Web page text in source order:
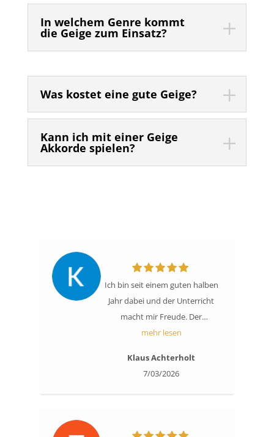
In welchem Genre kommt
die Geige zum Einsatz?
Was kostet eine gute Geige?
Kann ich mit einer Geige
Akkorde spielen?
Ich bin seit einem guten halben
Jahr dabei und der Unterricht
macht mir Freude. Der
Musiklehrer, der wöchentlich
erklärt das, was ich tun soll,
verständlich. Wenn ich etwas
einmal ist ist geduldig.Ich kann
mehr lesen
Klaus Achterholt
7/03/2026